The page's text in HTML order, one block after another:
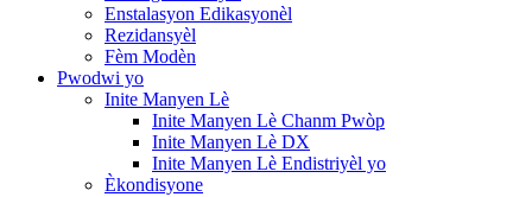
Enstalasyon Edikasyonèl
Rezidansyèl
Fèm Modèn
Pwodwi yo
Inite Manyen Lè
Inite Manyen Lè Chanm Pwòp
Inite Manyen Lè DX
Inite Manyen Lè Endistriyèl yo
Èkondisyone